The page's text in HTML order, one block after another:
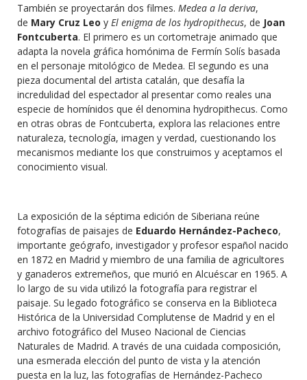
También se proyectarán dos filmes. Medea a la deriva,
de Mary Cruz Leo y El enigma de los hydropithecus, de Joan
Fontcuberta. El primero es un cortometraje animado que
adapta la novela gráfica homónima de Fermín Solís basada
en el personaje mitológico de Medea. El segundo es una
pieza documental del artista catalán, que desafía la
incredulidad del espectador al presentar como reales una
especie de homínidos que él denomina hydropithecus. Como
en otras obras de Fontcuberta, explora las relaciones entre
naturaleza, tecnología, imagen y verdad, cuestionando los
mecanismos mediante los que construimos y aceptamos el
conocimiento visual.
La exposición de la séptima edición de Siberiana reúne
fotografías de paisajes de Eduardo Hernández-Pacheco,
importante geógrafo, investigador y profesor español nacido
en 1872 en Madrid y miembro de una familia de agricultores
y ganaderos extremeños, que murió en Alcuéscar en 1965. A
lo largo de su vida utilizó la fotografía para registrar el
paisaje. Su legado fotográfico se conserva en la Biblioteca
Histórica de la Universidad Complutense de Madrid y en el
archivo fotográfico del Museo Nacional de Ciencias
Naturales de Madrid. A través de una cuidada composición,
una esmerada elección del punto de vista y la atención
puesta en la luz, las fotografías de Hernández-Pacheco